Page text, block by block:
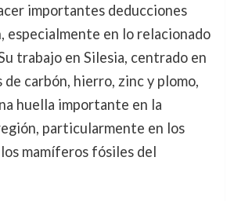
importantes deducciones
especialmente en lo relacionado
trabajo en Silesia, centrado en
de carbón, hierro, zinc y plomo,
huella importante en la
particularmente en los
mamíferos fósiles del